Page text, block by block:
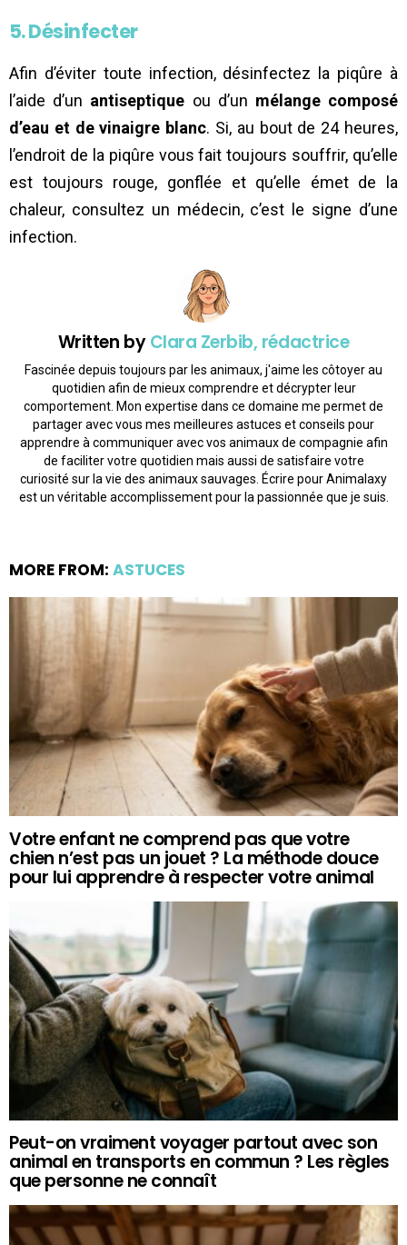
5. Désinfecter
Afin d’éviter toute infection, désinfectez la piqûre à
l’aide d’un antiseptique ou d’un mélange composé
d’eau et de vinaigre blanc. Si, au bout de 24 heures,
l’endroit de la piqûre vous fait toujours souffrir, qu’elle
est toujours rouge, gonflée et qu’elle émet de la
chaleur, consultez un médecin, c’est le signe d’une
infection.
Written byClara Zerbib, rédactrice
Fascinée depuis toujours par les animaux, j'aime les côtoyer au
quotidien afin de mieux comprendre et décrypter leur
comportement. Mon expertise dans ce domaine me permet de
partager avec vous mes meilleures astuces et conseils pour
apprendre à communiquer avec vos animaux de compagnie afin
de faciliter votre quotidien mais aussi de satisfaire votre
curiosité sur la vie des animaux sauvages. Écrire pour Animalaxy
est un véritable accomplissement pour la passionnée que je suis.
MORE FROM: ASTUCES
Votre enfant ne comprend pas que votre
chien n’est pas un jouet ? La méthode douce
pour lui apprendre à respecter votre animal
Peut-on vraiment voyager partout avec son
animal en transports en commun ? Les règles
que personne ne connaît